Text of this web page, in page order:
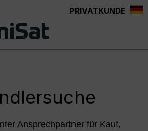
PRIVATKUNDE
Ansprechpartner für Kauf,